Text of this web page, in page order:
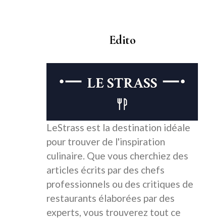
Edito
LeStrass est la destination idéale
pour trouver de l'inspiration
culinaire. Que vous cherchiez des
articles écrits par des chefs
professionnels ou des critiques de
restaurants élaborées par des
experts, vous trouverez tout ce